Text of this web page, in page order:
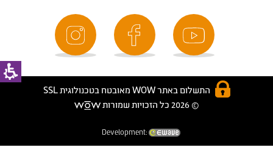
התשלום באתר WOW מאובטח בטכנולוגית SSL
© 2026 כל הזכויות שמורות
Development: